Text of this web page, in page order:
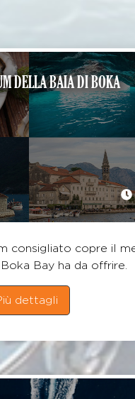
DELLA BAIA DI BOKA
consigliato copre il
Bay ha da offrire.
dettagli